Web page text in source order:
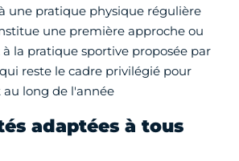
une pratique physique régulière
une première approche ou
la pratique sportive proposée par
reste le cadre privilégié pour
long de l'année
adaptées à tous